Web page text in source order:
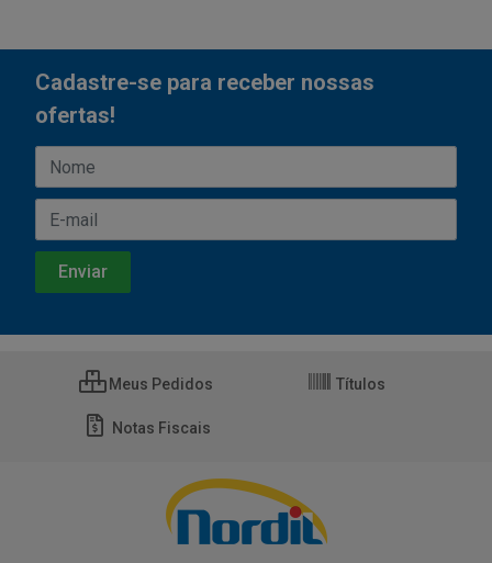
Cadastre-se para receber nossas
ofertas!
Meus Pedidos Títulos
Notas Fiscais